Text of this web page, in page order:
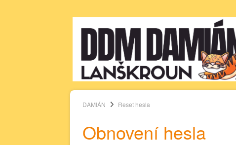
DAMIÁN Reset hesla
Obnovení hesla